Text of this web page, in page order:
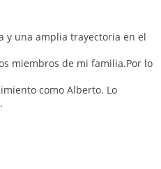
y una amplia trayectoria en el
miembros de mi familia.Por lo
como Alberto. Lo